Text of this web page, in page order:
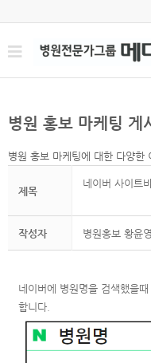
병원 홍보 마케팅 게
병원 홍보 마케팅에 대한 다양한
제목
네이버 사이트
작성자 병원홍보 황윤영
네이버에 병원명을 검색했을
합니다.